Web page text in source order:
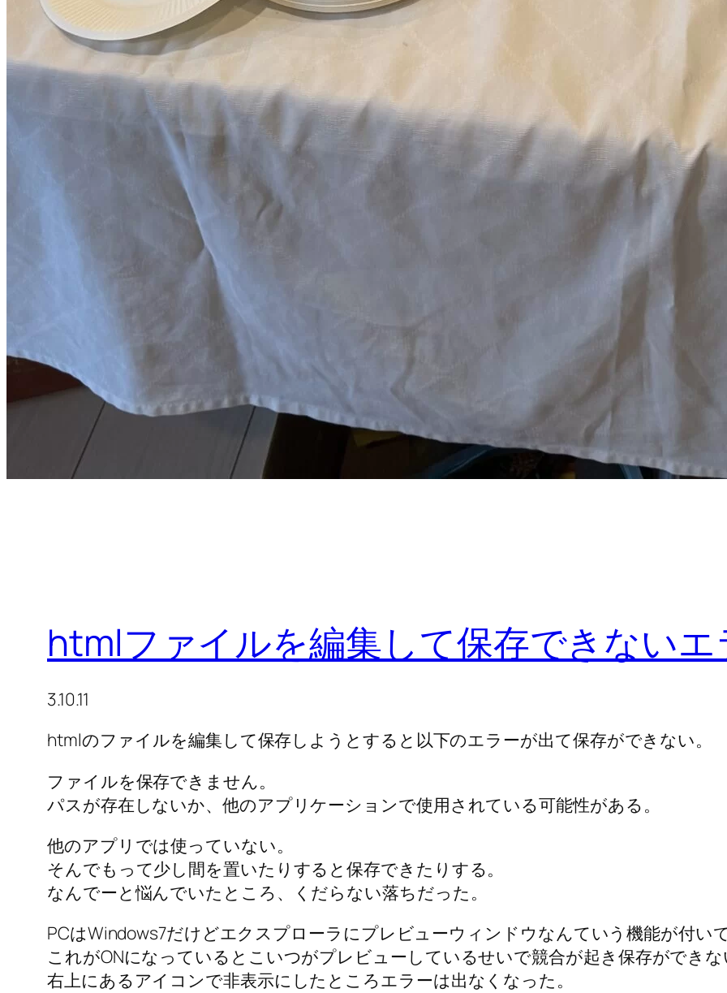
htmlファイルを編集して保存できないエ
3.10.11
htmlのファイルを編集して保存しようとすると以下のエラーが出て保存ができない。
ファイルを保存できません。
パスが存在しないか、他のアプリケーションで使用されている可能性がある。
他のアプリでは使っていない。
そんでもって少し間を置いたりすると保存できたりする。
なんでーと悩んでいたところ、くだらない落ちだった。
PCはWindows7だけどエクスプローラにプレビューウィンドウなんていう機能が付い
これがONになっているとこいつがプレビューしているせいで競合が起き保存ができ
右上にあるアイコンで非表示にしたところエラーは出なくなった。